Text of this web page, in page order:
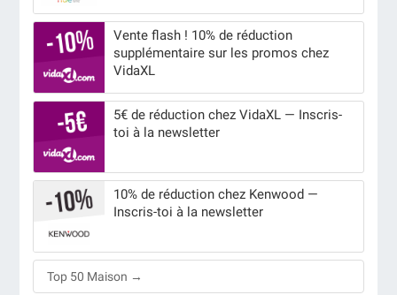
Vente flash ! 10% de réduction
supplémentaire sur les promos chez
VidaXL
5€ de réduction chez VidaXL — Inscris-
toi à la newsletter
10% de réduction chez Kenwood —
Inscris-toi à la newsletter
Top 50 Maison →